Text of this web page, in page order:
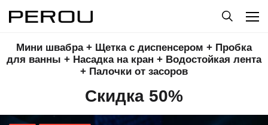
Мини швабра + Щетка с диспенсером + Пробка
для ванны + Насадка на кран + Водостойкая лента
+ Палочки от засоров
Скидка 50%